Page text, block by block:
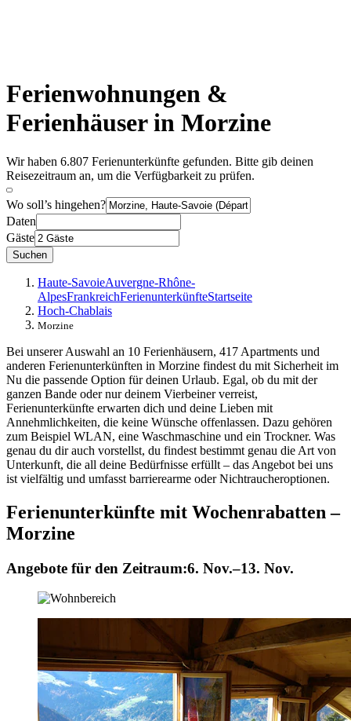
Ferienwohnungen &
Ferienhäuser in Morzine
Wir haben 6.807 Ferienunterkünfte gefunden. Bitte gib deinen
Reisezeitraum an, um die Verfügbarkeit zu prüfen.
Wo soll’s hingehen?
Daten
Gäste
Suchen
Haute-SavoieAuvergne-Rhône-
AlpesFrankreichFerienunterkünfteStartseite
Hoch-Chablais
Morzine
Bei unserer Auswahl an 10 Ferienhäusern, 417 Apartments und
anderen Ferienunterkünften in Morzine findest du mit Sicherheit im
Nu die passende Option für deinen Urlaub. Egal, ob du mit der
ganzen Bande oder nur deinem Vierbeiner verreist,
Ferienunterkünfte erwarten dich und deine Lieben mit
Annehmlichkeiten, die keine Wünsche offenlassen. Dazu gehören
zum Beispiel WLAN, eine Waschmaschine und ein Trockner. Was
genau du dir auch vorstellst, du findest bestimmt genau die Art von
Unterkunft, die all deine Bedürfnisse erfüllt – das Angebot bei uns
ist vielfältig und umfasst barrierearme oder Nichtraucheroptionen.
Ferienunterkünfte mit Wochenrabatten –
Morzine
Angebote für den Zeitraum:6. Nov.–13. Nov.